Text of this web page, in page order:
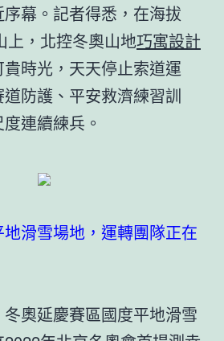
幕。記者得悉，在海拔
上，北控冬奧山地巧寓設計
時光，天天停止索道運
防護、平安救濟練習訓
連續練兵。
滑雪場地，運轉團隊正在
奧延慶賽區國度平地滑雪